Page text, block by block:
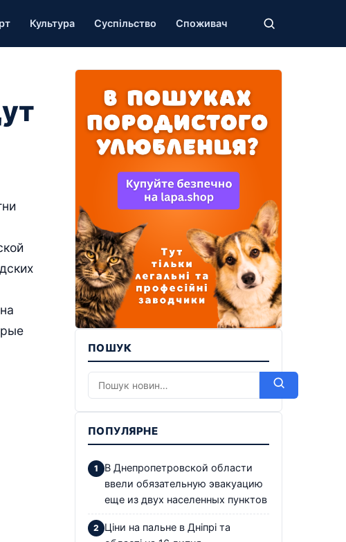
Культура Суспільство Споживач
ПОШУК
ПОПУЛЯРНЕ
В Днепропетровской области
ввели обязательную эвакуацию
еще из двух населенных пунктов
Ціни на пальне в Дніпрі та